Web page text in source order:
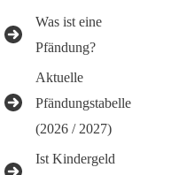
Was ist eine
Pfändung?
Aktuelle
Pfändungstabelle
(2026 / 2027)
Ist Kindergeld